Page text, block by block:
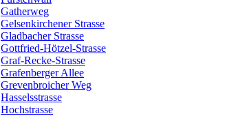
Gatherweg
Gelsenkirchener Strasse
Gladbacher Strasse
Gottfried-Hötzel-Strasse
Graf-Recke-Strasse
Grafenberger Allee
Grevenbroicher Weg
Hasselsstrasse
Hochstrasse